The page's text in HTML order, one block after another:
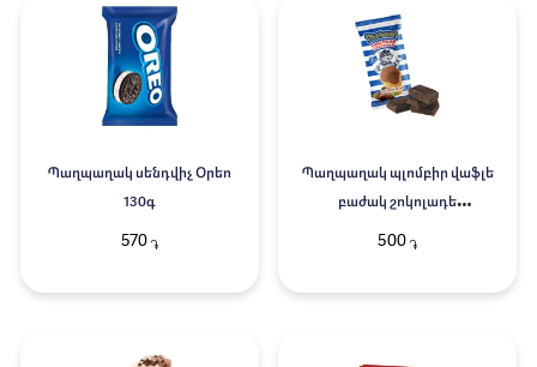
Պաղպաղակ սենդվիչ Օրեո
130գ
570֏
Պաղպաղակ պլոմբիր վաֆլե
բաժակ շոկոլադե
Պրաստակվաշինո 90գ 1626
500 ֏